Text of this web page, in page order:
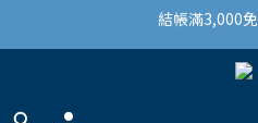
結帳滿3,000